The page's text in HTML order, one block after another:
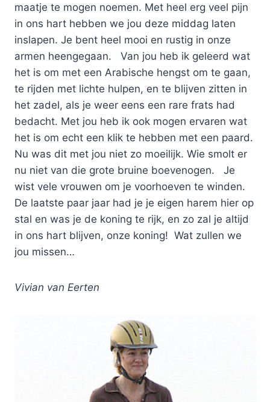
maatje te mogen noemen. Met heel erg veel pijn
in ons hart hebben we jou deze middag laten
inslapen. Je bent heel mooi en rustig in onze
armen heengegaan. Van jou heb ik geleerd wat
het is om met een Arabische hengst om te gaan,
te rijden met lichte hulpen, en te blijven zitten in
het zadel, als je weer eens een rare frats had
bedacht. Met jou heb ik ook mogen ervaren wat
het is om echt een klik te hebben met een paard.
Nu was dit met jou niet zo moeilijk. Wie smolt er
nu niet van die grote bruine boevenogen. Je
wist vele vrouwen om je voorhoeven te winden.
De laatste paar jaar had je je eigen harem hier op
stal en was je de koning te rijk, en zo zal je altijd
in ons hart blijven, onze koning! Wat zullen we
jou missen…
Vivian van Eerten